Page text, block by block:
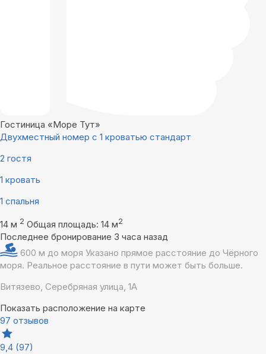
Гостиница «Море Тут»
Двухместный номер с 1 кроватью стандарт
2 гостя
1 кровать
1 спальня
14 м 2 Общая площадь: 14 м2
Последнее бронирование 3 часа назад
600 м до моря Указано прямое расстояние до Чёрного
моря. Реальное расстояние в пути может быть больше.
Витязево, Серебряная улица, 1А
Показать расположение на карте
97 отзывов
9,4 (97)